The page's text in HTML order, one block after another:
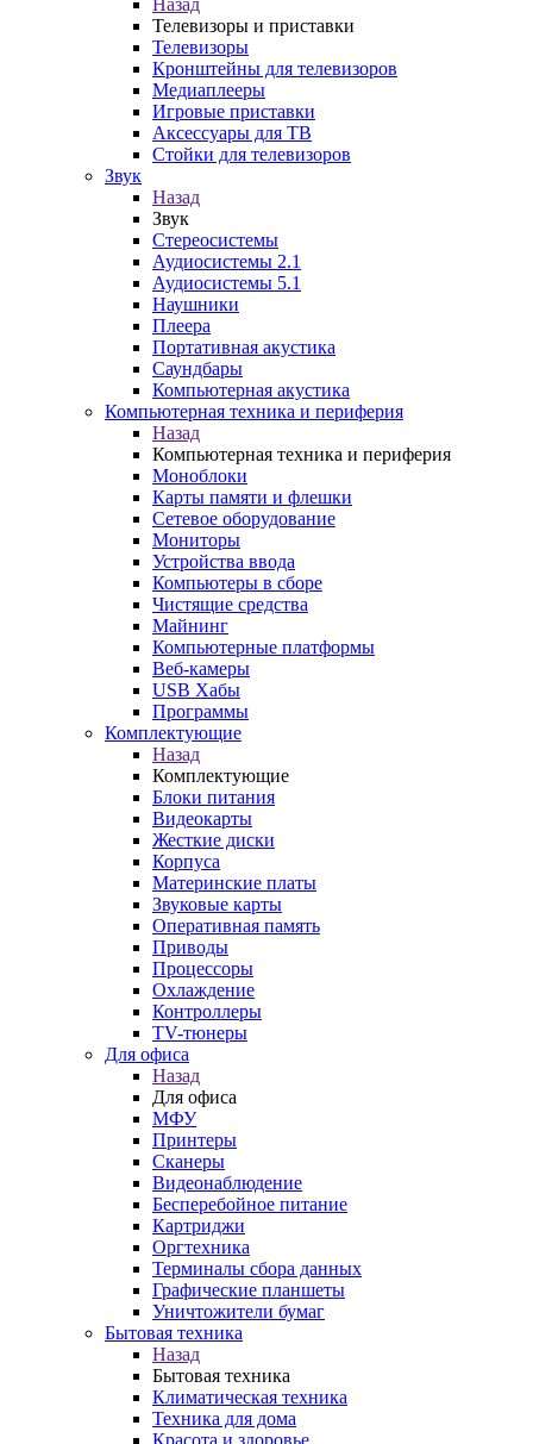
Назад
Телевизоры и приставки
Телевизоры
Кронштейны для телевизоров
Медиаплееры
Игровые приставки
Аксессуары для ТВ
Стойки для телевизоров
Звук
Назад
Звук
Стереосистемы
Аудиосистемы 2.1
Аудиосистемы 5.1
Наушники
Плеера
Портативная акустика
Саундбары
Компьютерная акустика
Компьютерная техника и периферия
Назад
Компьютерная техника и периферия
Моноблоки
Карты памяти и флешки
Сетевое оборудование
Мониторы
Устройства ввода
Компьютеры в сборе
Чистящие средства
Майнинг
Компьютерные платформы
Веб-камеры
USB Хабы
Программы
Комплектующие
Назад
Комплектующие
Блоки питания
Видеокарты
Жесткие диски
Корпуса
Материнские платы
Звуковые карты
Оперативная память
Приводы
Процессоры
Охлаждение
Контроллеры
TV-тюнеры
Для офиса
Назад
Для офиса
МФУ
Принтеры
Сканеры
Видеонаблюдение
Бесперебойное питание
Картриджи
Оргтехника
Терминалы сбора данных
Графические планшеты
Уничтожители бумаг
Бытовая техника
Назад
Бытовая техника
Климатическая техника
Техника для дома
Красота и здоровье